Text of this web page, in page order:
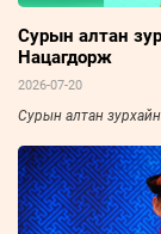
Сурын алтан
Нацагдорж
2026-07-20